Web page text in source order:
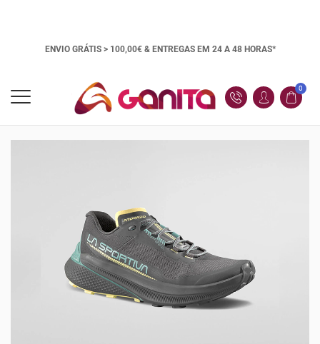
ENVIO GRÁTIS > 100,00€ & ENTREGAS EM 24 A 48 HORAS*
0